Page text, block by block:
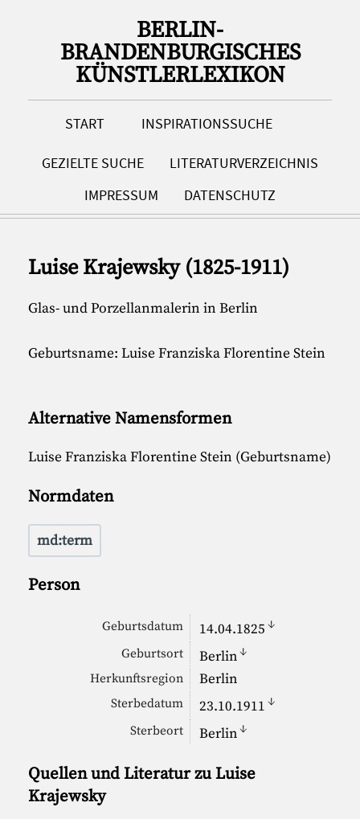
BERLIN-
BRANDENBURGISCHES
KÜNSTLERLEXIKON
START INSPIRATIONSSUCHE
GEZIELTE SUCHE
LITERATURVERZEICHNIS
IMPRESSUM
DATENSCHUTZ
Luise Krajewsky (1825-1911)
Glas- und Porzellanmalerin in Berlin
Geburtsname: Luise Franziska Florentine Stein
Alternative Namensformen
Luise Franziska Florentine Stein (Geburtsname)
Normdaten
md:term
Person
Geburtsdatum 14.04.1825 ↓
Geburtsort Berlin↓
Herkunftsregion Berlin
Sterbedatum 23.10.1911 ↓
Sterbeort Berlin↓
Quellen und Literatur zu Luise
Krajewsky